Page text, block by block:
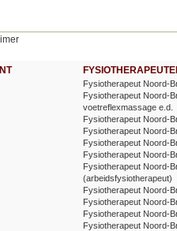
Fysiotherapeut Noord-
Fysiotherapeut Noord-
voetreflexmassage e.d.
Fysiotherapeut Noord-
Fysiotherapeut Noord-
Fysiotherapeut Noord-
Fysiotherapeut Noord-
Fysiotherapeut Noord-
(arbeidsfysiotherapeut)
Fysiotherapeut Noord-
Fysiotherapeut Noord-
Fysiotherapeut Noord-
Fysiotherapeut Noord-